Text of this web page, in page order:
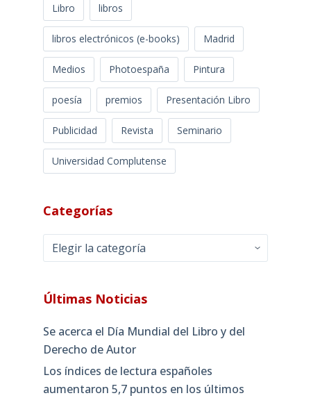
Libro libros
libros electrónicos (e-books) Madrid
Medios Photoespaña Pintura
poesía premios Presentación Libro
Publicidad Revista Seminario
Universidad Complutense
Categorías
Categorías
Últimas Noticias
Se acerca el Día Mundial del Libro y del
Derecho de Autor
Los índices de lectura españoles
aumentaron 5,7 puntos en los últimos